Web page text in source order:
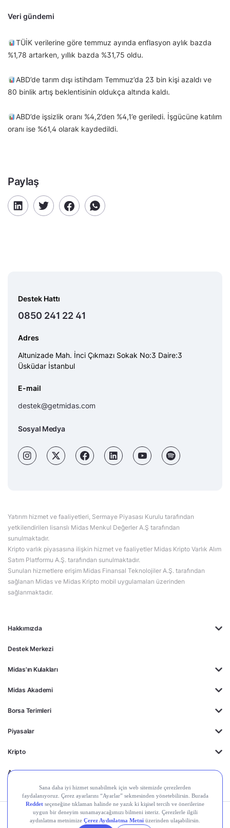
Veri gündemi
TÜİK verilerine göre temmuz ayında enflasyon aylık bazda
%1,78 artarken, yıllık bazda %31,75 oldu.
ABD’de tarım dışı istihdam Temmuz’da 23 bin kişi azaldı ve
80 binlik artış beklentisinin oldukça altında kaldı.
ABD’de işsizlik oranı %4,2’den %4,1’e geriledi. İşgücüne katılım
oranı ise %61,4 olarak kaydedildi.
Paylaş
Hakkımızda
Destek Merkezi
Midas'ın Kulakları
Midas Akademi
Borsa Terimleri
Piyasalar
Kripto
Ayrıcalıklar
Destek Hattı
0850 241 22 41
Adres
Altunizade Mah. İnci Çıkmazı Sokak No:3 Daire:3
Üsküdar İstanbul
E-mail
destek@getmidas.com
Sosyal Medya
Yatırım hizmet ve faaliyetleri, Sermaye Piyasası Kurulu tarafından
yetkilendirilen lisanslı Midas Menkul Değerler A.Ş tarafından
sunulmaktadır.
Kripto varlık piyasasına ilişkin hizmet ve faaliyetler Midas Kripto Varlık Alım
Satım Platformu A.Ş. tarafından sunulmaktadır.
Sunulan hizmetlere erişim Midas Finansal Teknolojiler A.Ş. tarafından
sağlanan Midas ve Midas Kripto mobil uygulamaları üzerinden
sağlanmaktadır.
Kişisel Verilerin
Gizlilik
Yasal
Çerez